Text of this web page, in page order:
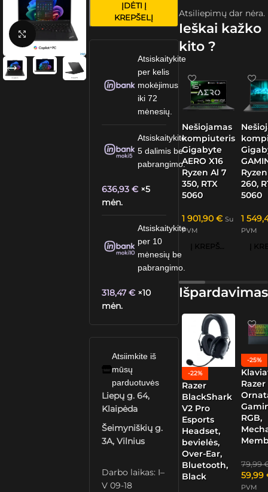
Spustelėkite, kad padidintumėte
ĮDĖTI Į
KREPŠELĮ
Atsiskaitykite
per kelis
mokėjimus
iki 72
mėnesių.
Atsiskaitykite
5 dalimis be
pabrangimo.
636,93€ ×5
mėn.
Atsiskaitykite
per 10
mėnesių be
pabrangimo.
318,47€ ×10
mėn.
Atsiimkite iš
mūsų
parduotuvės
Liepų g. 64,
Klaipėda
Šeimyniškių g.
3A, Vilnius
Darbo laikas: I–
V 09-18
Atsiliepimų dar nėra.
Ieškai kažko
kito ?
Nešiojamas
kompiuteris
Gigabyte
AERO X16
Ryzen Al 7
350, RTX
5060
1 901,90 € Su
PVM
Į KREPŠELĮ
260,
5060
1
PVM
Išpardavimas
-22%
Razer
BlackShark
V2 Pro
Esports
Headset,
bevielės,
Over-Ear,
Bluetooth,
Black
-25%
Razer
RGB,
79,99
59,99
PVM